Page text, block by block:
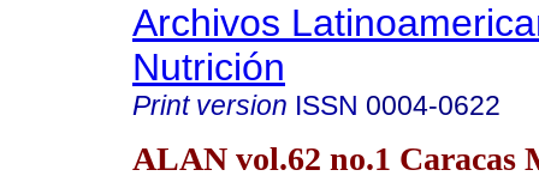
Archivos
Nutrición
Print version ISSN 0004-0622
ALAN vol.62 no.1 Caracas